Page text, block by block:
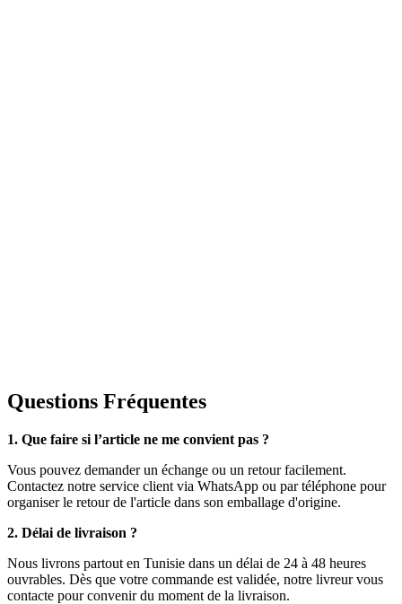
Questions Fréquentes
1. Que faire si l’article ne me convient pas ?
Vous pouvez demander un échange ou un retour facilement.
Contactez notre service client via WhatsApp ou par téléphone pour
organiser le retour de l'article dans son emballage d'origine.
2. Délai de livraison ?
Nous livrons partout en Tunisie dans un délai de 24 à 48 heures
ouvrables. Dès que votre commande est validée, notre livreur vous
contacte pour convenir du moment de la livraison.